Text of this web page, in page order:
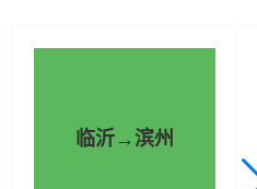
川县的物流运输相关延伸服
输仓储、末端派送等—站式
临沂→滨州